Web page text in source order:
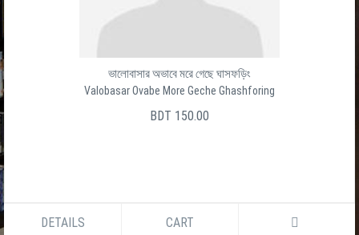
ভালোবাসার অভাবে মরে গেছে ঘাসফড়িং
Valobasar Ovabe More Geche Ghashforing
BDT 150.00
DETAILS CART